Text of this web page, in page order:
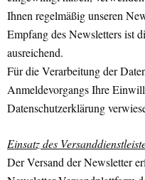
Ihnen regelmäßig unseren
Empfang des Newsletters ist
ausreichend.
Für die Verarbeitung der
Anmeldevorgangs Ihre
Datenschutzerklärung
Einsatz des
Der Versand der Newsletter